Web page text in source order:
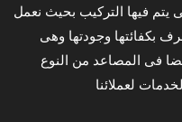
يتم فيها التركيب بحيث نعمل
بكفائتها وجودتها وهى
فى المصاعد من النوع
لعملائنا